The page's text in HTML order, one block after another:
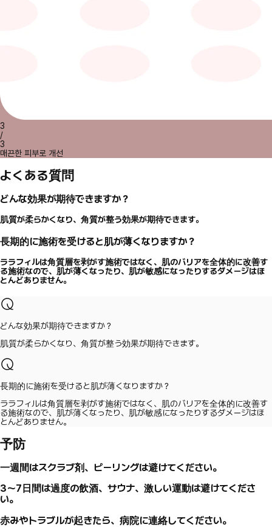
3
/
3
매끈한 피부로 개선
よくある質問
どんな効果が期待できますか？
肌質が柔らかくなり、角質が整う効果が期待できます。
長期的に施術を受けると肌が薄くなりますか？
ララフィルは角質層を剥がす施術ではなく、肌のバリアを全体的に改善す
る施術なので、肌が薄くなったり、肌が敏感になったりするダメージはほ
とんどありません。
どんな効果が期待できますか？
肌質が柔らかくなり、角質が整う効果が期待できます。
長期的に施術を受けると肌が薄くなりますか？
ララフィルは角質層を剥がす施術ではなく、肌のバリアを全体的に改善す
る施術なので、肌が薄くなったり、肌が敏感になったりするダメージはほ
とんどありません。
予防
一週間はスクラブ剤、ピーリングは避けてください。
3～7日間は過度の飲酒、サウナ、激しい運動は避けてくださ
い。
赤みやトラブルが起きたら、病院に連絡してください。